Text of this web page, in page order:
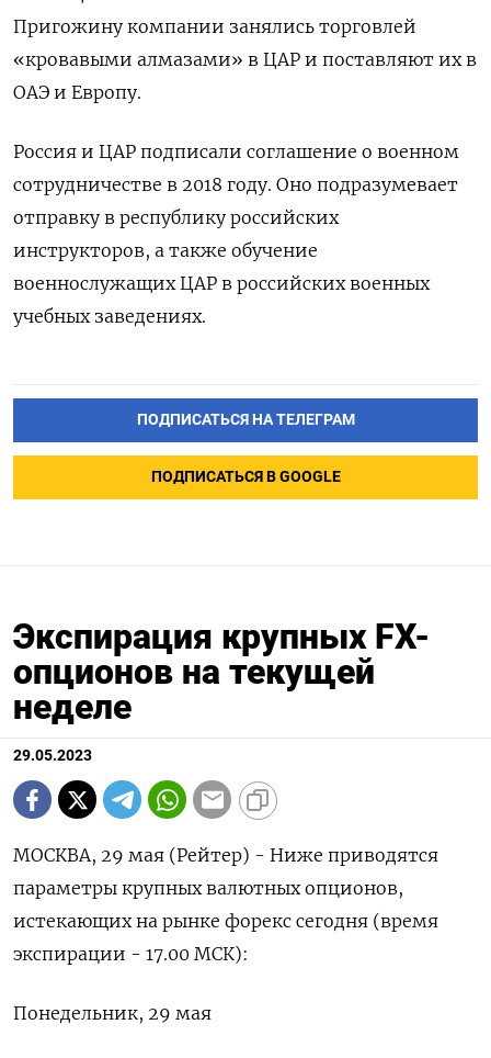
Пригожину компании занялись торговлей
«кровавыми алмазами» в ЦАР и поставляют их в
ОАЭ и Европу.
Россия и ЦАР подписали соглашение о военном
сотрудничестве в 2018 году. Оно подразумевает
отправку в республику российских
инструкторов, а также обучение
военнослужащих ЦАР в российских военных
учебных заведениях.
ПОДПИСАТЬСЯ НА ТЕЛЕГРАМ
ПОДПИСАТЬСЯ В GOOGLE
Экспирация крупных FX-
опционов на текущей
неделе
29.05.2023
МОСКВА, 29 мая (Рейтер) - Ниже приводятся
параметры крупных валютных опционов,
истекающих на рынке форекс сегодня (время
экспирации - 17.00 МСК):
Понедельник, 29 мая